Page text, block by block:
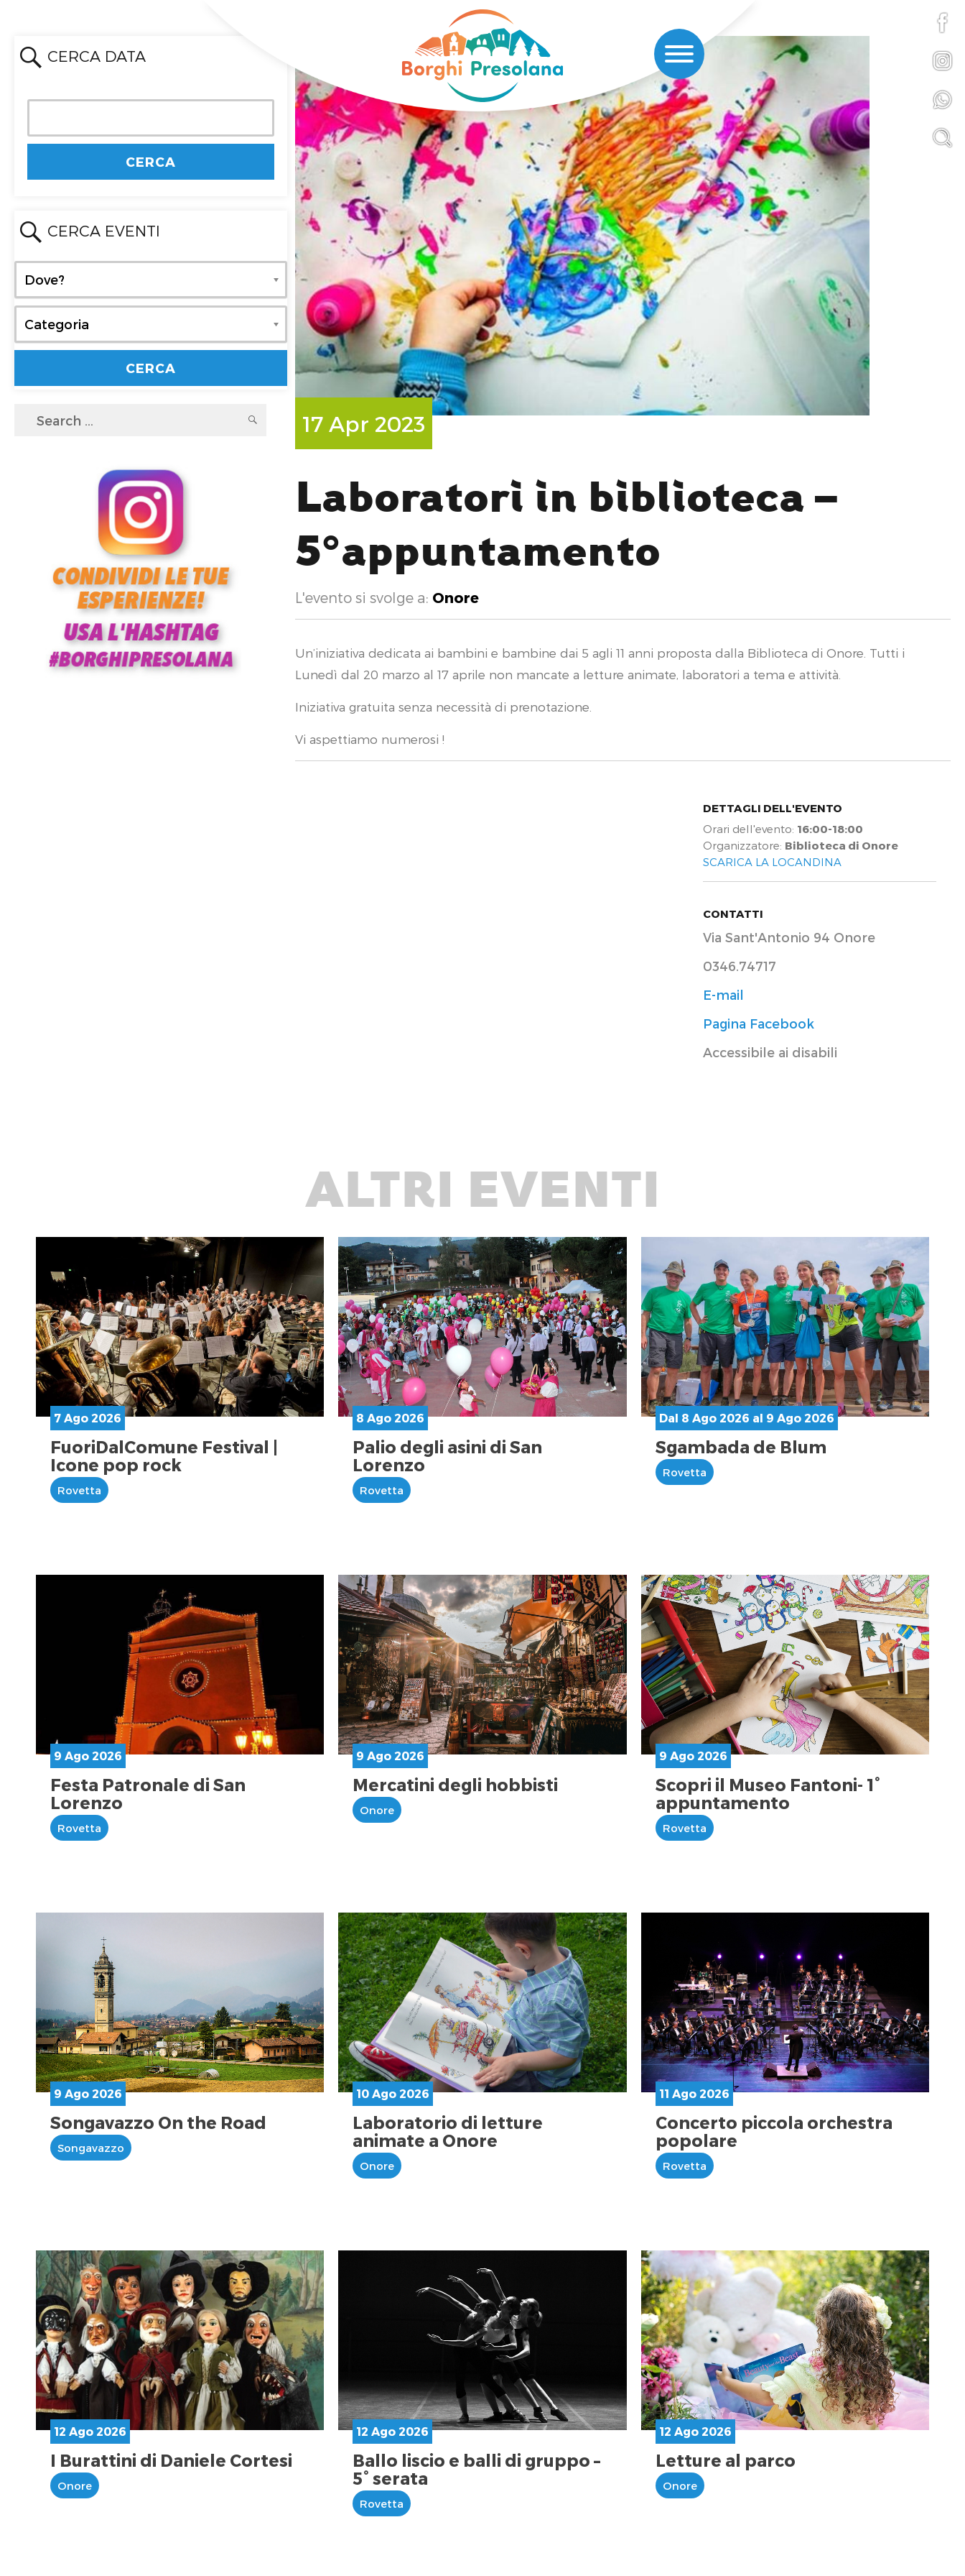
CERCA DATA
CERCA EVENTI
Dove?
Categoria
Search
SEARCH17 Apr 2023
Laboratori in biblioteca –
5°appuntamento
L'evento si svolge a: Onore
Un’iniziativa dedicata ai bambini e bambine dai 5 agli 11 anni proposta dalla Biblioteca di Onore. Tutti i
Lunedì dal 20 marzo al 17 aprile non mancate a letture animate, laboratori a tema e attività.
Iniziativa gratuita senza necessità di prenotazione.
Vi aspettiamo numerosi !
DETTAGLI DELL'EVENTO
Orari dell'evento: 16:00-18:00
Organizzatore: Biblioteca di Onore
SCARICA LA LOCANDINA
CONTATTI
Via Sant'Antonio 94 Onore
0346.74717
E-mail
Pagina Facebook
Accessibile ai disabili
ALTRI EVENTI
7 Ago 2026
FuoriDalComune Festival |
Icone pop rock
Rovetta
8 Ago 2026
Palio degli asini di San
Lorenzo
Rovetta
Dal 8 Ago 2026 al 9 Ago 2026
Sgambada de Blum
Rovetta
9 Ago 2026
Festa Patronale di San
Lorenzo
Rovetta
9 Ago 2026
Mercatini degli hobbisti
Onore
9 Ago 2026
Scopri il Museo Fantoni- 1°
appuntamento
Rovetta
9 Ago 2026
Songavazzo On the Road
Songavazzo
10 Ago 2026
Laboratorio di letture
animate a Onore
Onore
11 Ago 2026
Concerto piccola orchestra
popolare
Rovetta
12 Ago 2026
I Burattini di Daniele Cortesi
Onore
12 Ago 2026
Ballo liscio e balli di gruppo –
5° serata
Rovetta
12 Ago 2026
Letture al parco
Onore